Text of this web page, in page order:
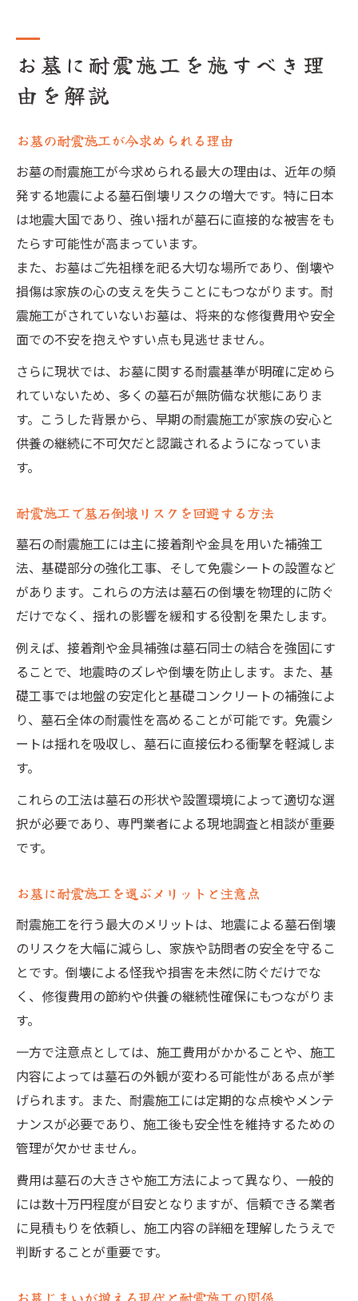
お墓に耐震施工を施すべき理
由を解説
お墓の耐震施工が今求められる理由
お墓の耐震施工が今求められる最大の理由は、近年の頻
発する地震による墓石倒壊リスクの増大です。特に日本
は地震大国であり、強い揺れが墓石に直接的な被害をも
たらす可能性が高まっています。
また、お墓はご先祖様を祀る大切な場所であり、倒壊や
損傷は家族の心の支えを失うことにもつながります。耐
震施工がされていないお墓は、将来的な修復費用や安全
面での不安を抱えやすい点も見逃せません。
さらに現状では、お墓に関する耐震基準が明確に定めら
れていないため、多くの墓石が無防備な状態にありま
す。こうした背景から、早期の耐震施工が家族の安心と
供養の継続に不可欠だと認識されるようになっていま
す。
耐震施工で墓石倒壊リスクを回避する方法
墓石の耐震施工には主に接着剤や金具を用いた補強工
法、基礎部分の強化工事、そして免震シートの設置など
があります。これらの方法は墓石の倒壊を物理的に防ぐ
だけでなく、揺れの影響を緩和する役割を果たします。
例えば、接着剤や金具補強は墓石同士の結合を強固にす
ることで、地震時のズレや倒壊を防止します。また、基
礎工事では地盤の安定化と基礎コンクリートの補強によ
り、墓石全体の耐震性を高めることが可能です。免震シ
ートは揺れを吸収し、墓石に直接伝わる衝撃を軽減しま
す。
これらの工法は墓石の形状や設置環境によって適切な選
択が必要であり、専門業者による現地調査と相談が重要
です。
お墓に耐震施工を選ぶメリットと注意点
耐震施工を行う最大のメリットは、地震による墓石倒壊
のリスクを大幅に減らし、家族や訪問者の安全を守るこ
とです。倒壊による怪我や損害を未然に防ぐだけでな
く、修復費用の節約や供養の継続性確保にもつながりま
す。
一方で注意点としては、施工費用がかかることや、施工
内容によっては墓石の外観が変わる可能性がある点が挙
げられます。また、耐震施工には定期的な点検やメンテ
ナンスが必要であり、施工後も安全性を維持するための
管理が欠かせません。
費用は墓石の大きさや施工方法によって異なり、一般的
には数十万円程度が目安となりますが、信頼できる業者
に見積もりを依頼し、施工内容の詳細を理解したうえで
判断することが重要です。